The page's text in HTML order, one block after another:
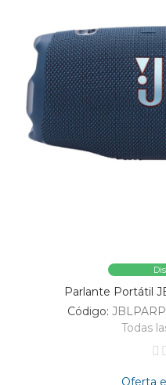
Parlante Portátil
Código:
Todas
Oferta